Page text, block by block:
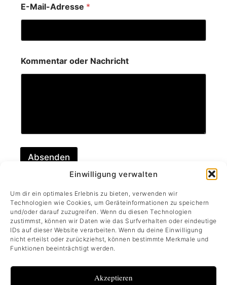
Einwilligung verwalten
Um dir ein optimales Erlebnis zu bieten, verwenden wir
Technologien wie Cookies, um Geräteinformationen zu speichern
und/oder darauf zuzugreifen. Wenn du diesen Technologien
zustimmst, können wir Daten wie das Surfverhalten oder eindeutige
IDs auf dieser Website verarbeiten. Wenn du deine Einwilligung
nicht erteilst oder zurückziehst, können bestimmte Merkmale und
Funktionen beeinträchtigt werden.
Akzeptieren
-
M
i
-
A
d
N
e
M
a
i
l
-
A
d
e
E-Mail-Adresse *
Kommentar oder Nachricht
Absenden
IMPRESSUM